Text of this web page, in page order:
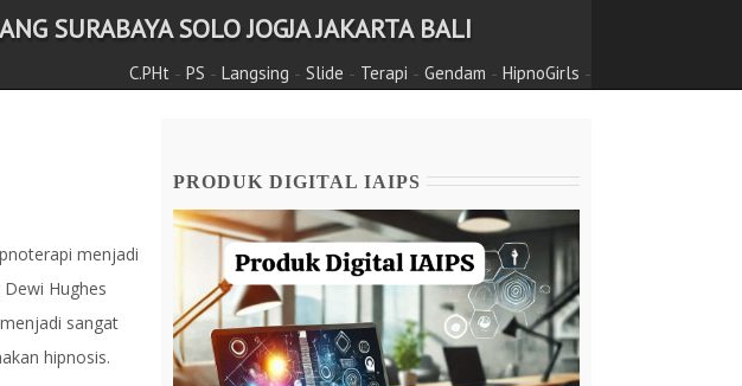
SURABAYA SOLO JOGJA JAKARTA BALI
C.PHt - PS - Langsing - Slide - Terapi - Gendam - HipnoGirls -
menjadi
Hughes
sangat
hipnosis.
PRODUK DIGITAL IAIPS